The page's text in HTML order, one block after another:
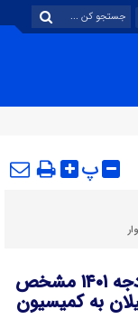
پ
ترکیب ۴۵ نفره کمیسیون تلفیق بودجه ۱۴۰۱ مشخص
به کمیسیون